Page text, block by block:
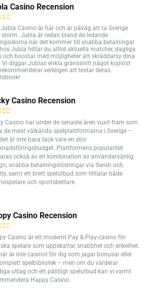
Casino Recension
Jubla Casino är här och är påväg att ta Sverige
storm. Jubla är redan bland de ledande
när det kommer till snabba betalningar
Jubla hittar du alltid aktuella matcher, dagliga
och boostar med möjligheter att skräddarsy dina
Vi diggar Jublas enkla gränssnitt något kopiöst
verkligen att testar deras
Casino Recension
Casino har under de senaste åren vuxit fram som
de mest välkända spelplattformarna i Sverige –
är inte bara tack vare en stor
Plattformens popularitet
också av en kombination av användarvänlig
snabba betalningslösningar via Swish och
samt ett brett spelutbud som tilltalar både
och sportsbettare.
Casino Recension
Casino är ett modernt Pay & Play-casino för
spelare som uppskattar snabbhet och enkelhet.
är inte casinot för dig som jagar bonusar eller
spelbibliotek – men om du värderar
uttag och ett pålitligt spelutbud kan vi varmt
Happy Casino.